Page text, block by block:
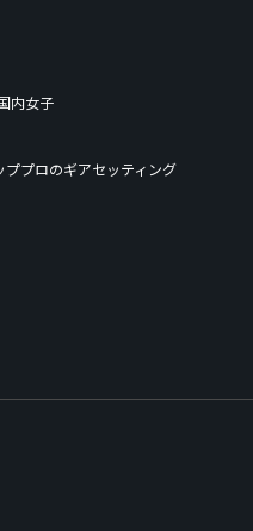
内女子
ププロのギアセッティング